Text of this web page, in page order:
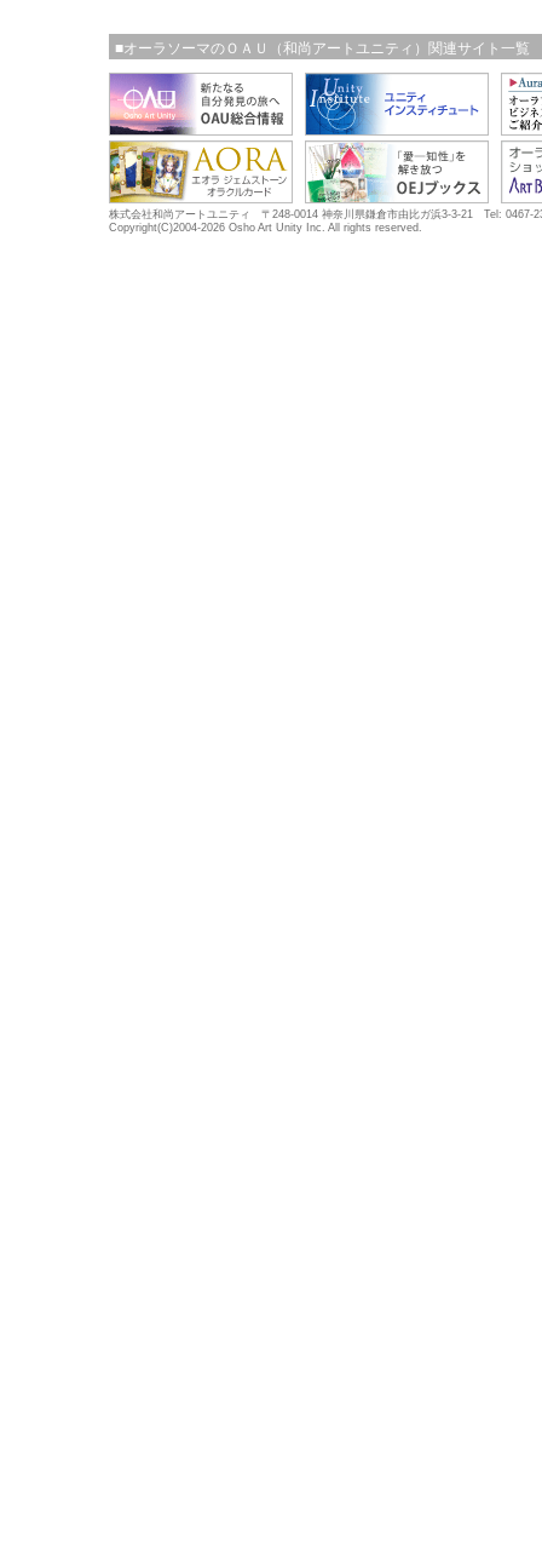
■オーラソーマのＯＡＵ（和尚アートユニティ）関連サイト一覧
株式会社和尚アートユニティ 〒248-0014 神奈川県鎌倉市由比ガ浜3-3-21 Tel: 0467-
Copyright(C)2004-2026 Osho Art Unity Inc. All rights reserved.